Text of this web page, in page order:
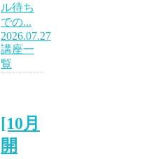
ル待ち
での...
2026.07.27
講座一
覧
[10月
開